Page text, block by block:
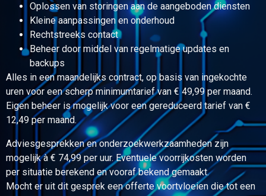
Oplossen van storingen aan de aangeboden diensten
Kleine aanpassingen en onderhoud
Rechtstreeks contact
Beheer door middel van regelmatige updates en
backups
Alles in een maandelijks contract, op basis van ingekochte
uren voor een scherp minimumtarief van € 49,99 per maand.
Eigen beheer is mogelijk voor een gereduceerd tarief van €
12,49 per maand.
Adviesgesprekken en onderzoekwerkzaamheden zijn
mogelijk à € 74,99 per uur. Eventuele voorrijkosten worden
per situatie berekend en vooraf bekend gemaakt.
Mocht er uit dit gesprek een offerte voortvloeien die tot een